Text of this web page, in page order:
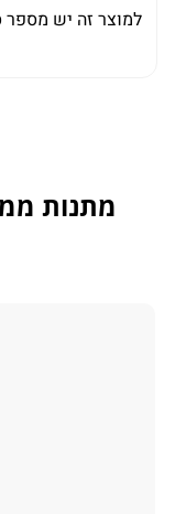
למוצר זה יש מספר
מתנות